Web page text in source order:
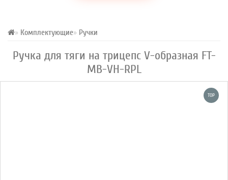
Комплектующие Ручки
Ручка для тяги на трицепс V-образная FT-
MB-VH-RPL
TOP